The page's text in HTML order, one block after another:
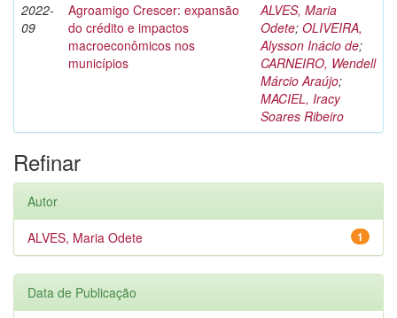
2022-
09
Agroamigo Crescer: expansão
do crédito e impactos
macroeconômicos nos
municípios
ALVES, Maria
Odete; OLIVEIRA,
Alysson Inácio de;
CARNEIRO, Wendell
Márcio Araújo;
MACIEL, Iracy
Soares Ribeiro
Refinar
Autor
1
ALVES, Maria Odete
Data de Publicação